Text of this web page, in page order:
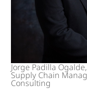
Jorge Padilla
Supply Chain
Consulting